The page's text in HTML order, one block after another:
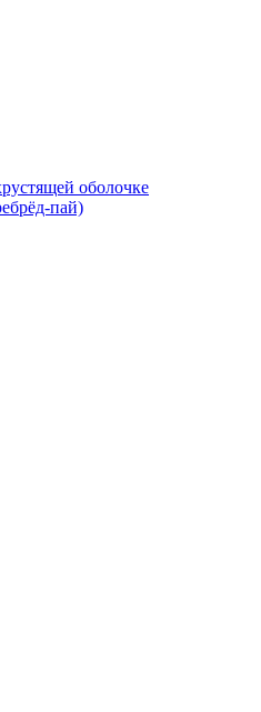
оболочке
пай)